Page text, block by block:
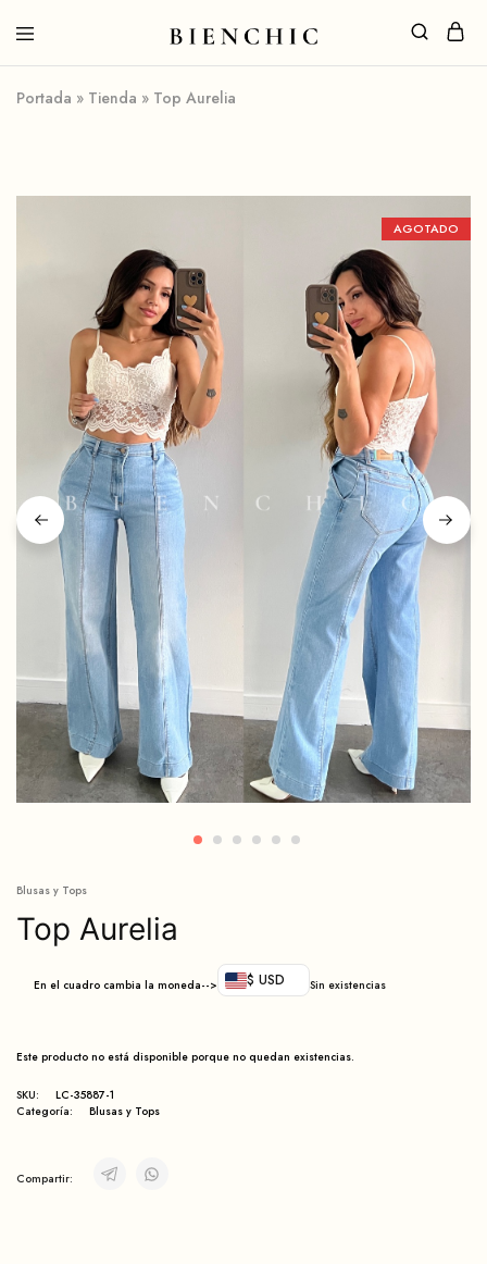
Portada » Tienda » Top Aurelia
AGOTADO
Blusas y Tops
Top Aurelia
En el cuadro cambia la moneda--> $ USD Sin existencias
Este producto no está disponible porque no quedan existencias.
SKU:
LC-35887-1
Categoría:
Blusas y Tops
Compartir: